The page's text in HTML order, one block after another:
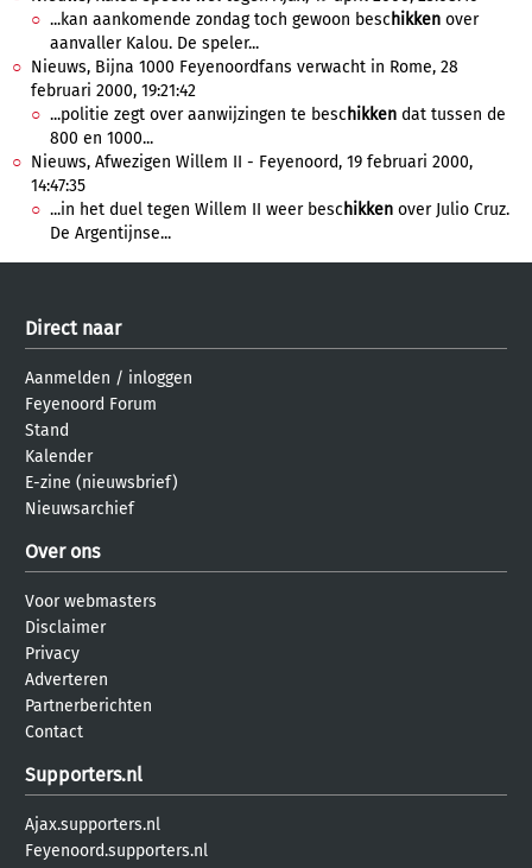
...kan aankomende zondag toch gewoon besc hikken over
aanvaller Kalou. De speler...
Nieuws, Bijna 1000 Feyenoordfans verwacht in Rome, 28
februari 2000, 19:21:42
...politie zegt over aanwijzingen te besc hikken dat tussen de
800 en 1000...
Nieuws, Afwezigen Willem II - Feyenoord, 19 februari 2000,
14:47:35
...in het duel tegen Willem II weer besc hikken over Julio Cruz.
De Argentijnse...
Direct naar
Aanmelden / inloggen
Feyenoord Forum
Stand
Kalender
E-zine (nieuwsbrief)
Nieuwsarchief
Over ons
Voor webmasters
Disclaimer
Privacy
Adverteren
Partnerberichten
Contact
Supporters.nl
Ajax.supporters.nl
Feyenoord.supporters.nl